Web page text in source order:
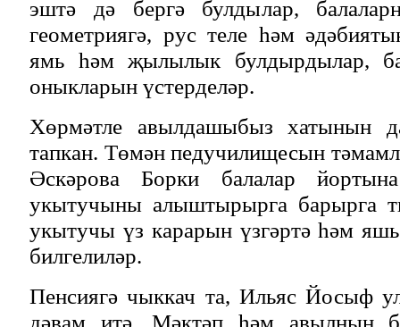
эштә дә бергә булдылар,
геометриягә, рус теле һәм
ямь һәм җылылык булдырдылар,
оныкларын үстерделәр.
Хөрмәтле авылдашыбыз хатынын
тапкан. Төмән педучилищесын
Әскәрова Борки балалар
укытучыны алыштырырга барырга
укытучы үз карарын үзгәртә һәм
билгелиләр.
Пенсиягә чыккач та, Ильяс Йосыф
дәвам итә. Мәктәп һәм авылның